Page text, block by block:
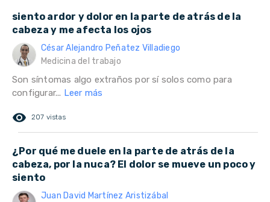
siento ardor y dolor en la parte de atrás de la
cabeza y me afecta los ojos
César Alejandro Peñatez Villadiego
Medicina del trabajo
Son síntomas algo extraños por sí solos como para
configurar... Leer más
remove_red_eye 207 vistas
¿Por qué me duele en la parte de atrás de la
cabeza, por la nuca? El dolor se mueve un poco y
siento
Juan David Martínez Aristizábal